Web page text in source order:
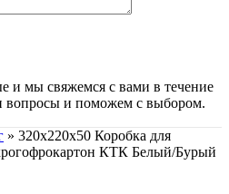
и мы свяжемся с вами в течение
вопросы и поможем с выбором.
» 320х220х50 Коробка для
КТК Белый/Бурый